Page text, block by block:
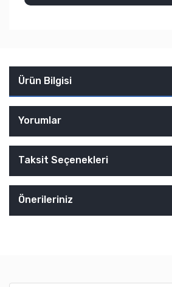
Ürün Bilgisi
Yorumlar
Taksit Seçenekleri
Önerileriniz